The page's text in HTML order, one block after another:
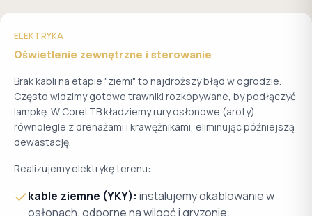
ELEKTRYKA
Oświetlenie zewnętrzne i sterowanie
Brak kabli na etapie "ziemi" to najdroższy błąd w ogrodzie.
Często widzimy gotowe trawniki rozkopywane, by podłączyć
lampkę. W CoreLTB kładziemy rury osłonowe (aroty)
równolegle z drenażami i krawężnikami, eliminując późniejszą
dewastację.
Realizujemy elektrykę terenu:
kable ziemne (YKY): instalujemy okablowanie w
osłonach, odporne na wilgoć i gryzonie.